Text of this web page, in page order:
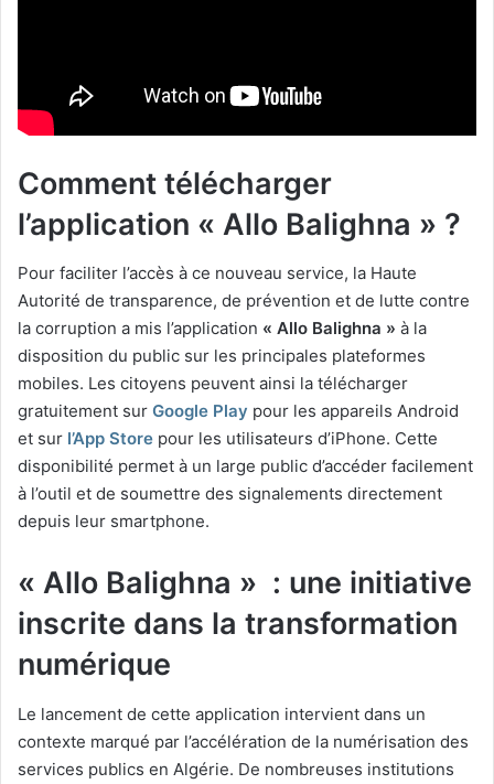
Comment télécharger
l’application « Allo Balighna » ?
Pour faciliter l’accès à ce nouveau service, la Haute
Autorité de transparence, de prévention et de lutte contre
la corruption a mis l’application « Allo Balighna » à la
disposition du public sur les principales plateformes
mobiles. Les citoyens peuvent ainsi la télécharger
gratuitement sur Google Play pour les appareils Android
et sur l’App Store pour les utilisateurs d’iPhone. Cette
disponibilité permet à un large public d’accéder facilement
à l’outil et de soumettre des signalements directement
depuis leur smartphone.
« Allo Balighna » : une initiative
inscrite dans la transformation
numérique
Le lancement de cette application intervient dans un
contexte marqué par l’accélération de la numérisation des
services publics en Algérie. De nombreuses institutions